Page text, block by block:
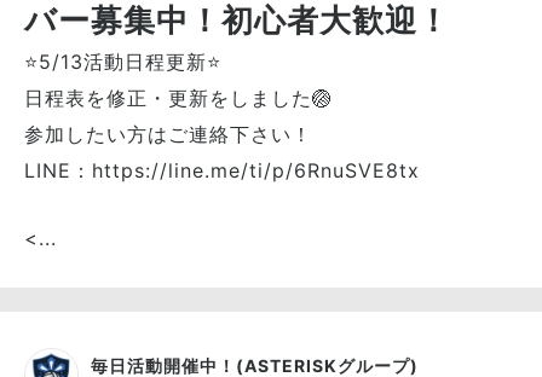
バー募集中！初心者大歓迎！
⭐5/13活動日程更新⭐
日程表を修正・更新をしました🏐
参加したい方はご連絡下さい！
LINE：https://line.me/ti/p/6RnuSVE8tx
<...
毎日活動開催中！(ASTERISKグループ)